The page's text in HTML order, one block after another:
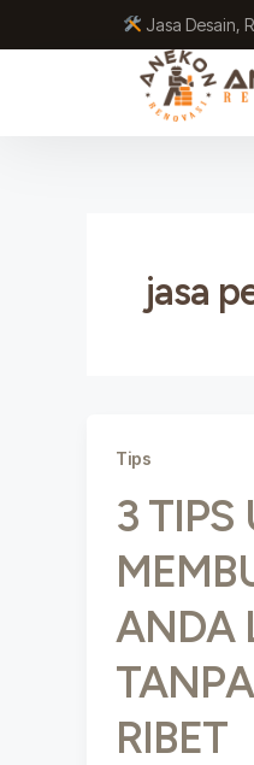
Jasa Desain,
jasa
Tips
3 TIPS
ANDA
RIBET